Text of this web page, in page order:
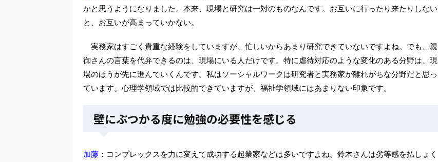
かと思うようになりました。本来、現場と研究は一対のものなんです。お互いに行ったり来たりしない
と、お互いが高まっていかない。
実務家はすごく貴重な経験をしていますが、忙しいからあまり研究できていないですよね。でも、親
御さんの言葉を代弁できるのは、現場にいる人だけです。特に虐待対応のような変化のある分野は、現
場のほうが先に進んでいくんです。私はソーシャルワークは研究者と実務家が離れがちな分野だと思っ
ています。心理学領域では比較的できていますが、福祉学領域にはあまりない印象です。
壁にぶつかる度に勉強の必要性を感じる
加藤 ：コンプレックスを力に変えて成功する起業家などは多いですよね。鈴木さんは劣等感を払しょく